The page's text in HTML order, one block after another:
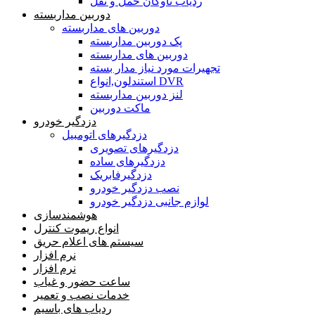
دوربین مداربسته
دوربین های مداربسته
پک دوربین مداربسته
دوربین های مداربسته
تجهیرات مورد نیاز مدار بسته
استندلون,انواع DVR
لنز دوربین مداربسته
ماکت دوربین
دزدگیر خودرو
دزدگیرهای اتومبیل
دزدگیرهای تصویری
دزدگیرهای ساده
دزدگیرفابریک
نصب دزدگیر خودرو
لوازم جانبی دزدگیر خودرو
هوشمندسازی
انواع ریموت کنترل
سیستم های اعلام حریق
نرم افزار
نرم افزار
ساعت حضور و غیاب
خدمات نصب و تعمیر
ردیاب های باسیم